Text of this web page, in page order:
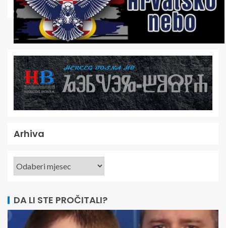
Arhiva
DA LI STE PROČITALI?